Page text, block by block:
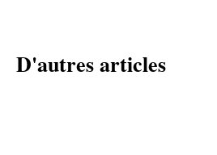
D'autres articles